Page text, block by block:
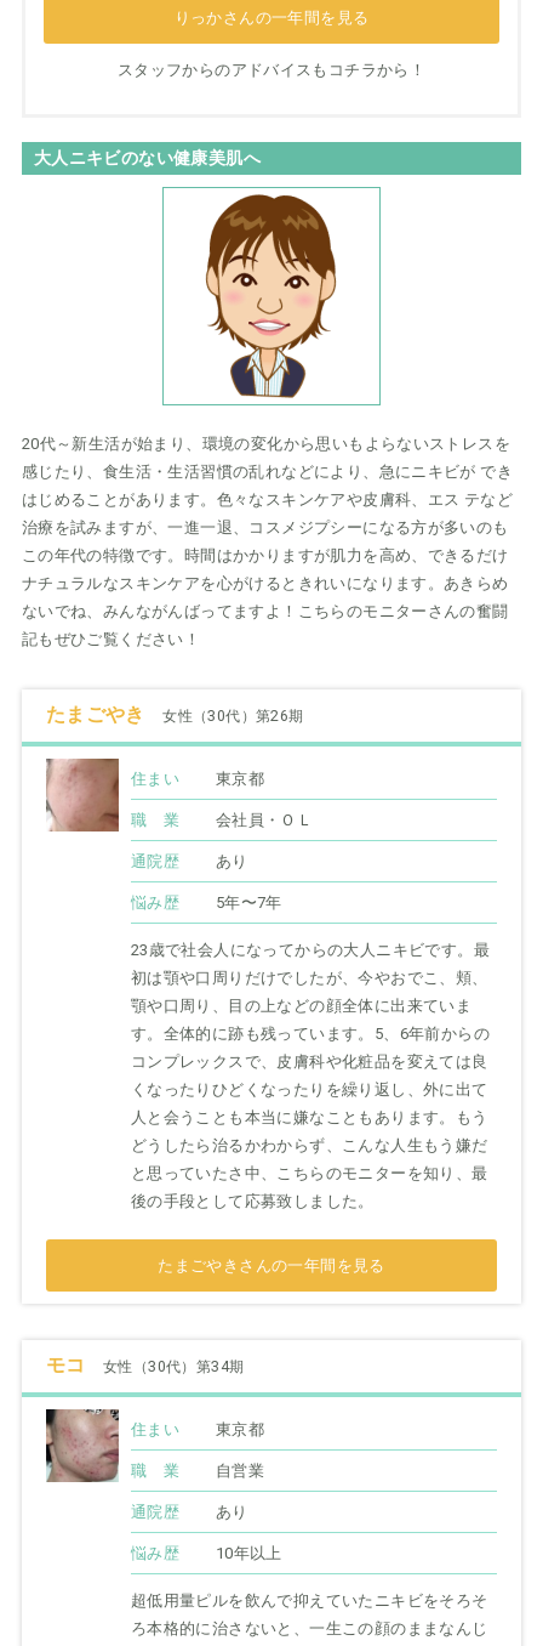
りっかさんの一年間を見る
スタッフからのアドバイスもコチラから！
大人ニキビのない健康美肌へ
20代～新生活が始まり、環境の変化から思いもよらないストレスを
感じたり、食生活・生活習慣の乱れなどにより、急にニキビが でき
はじめることがあります。色々なスキンケアや皮膚科、エス テなど
治療を試みますが、一進一退、コスメジプシーになる方が多いのも
この年代の特徴です。時間はかかりますが肌力を高め、できるだけ
ナチュラルなスキンケアを心がけるときれいになります。あきらめ
ないでね、みんながんばってますよ！こちらのモニターさんの奮闘
記もぜひご覧ください！
たまごやき 女性（30代）第26期
住まい 東京都
職 業 会社員・ＯＬ
通院歴 あり
悩み歴 5年〜7年
23歳で社会人になってからの大人ニキビです。最
初は顎や口周りだけでしたが、今やおでこ、頬、
顎や口周り、目の上などの顔全体に出来ていま
す。全体的に跡も残っています。5、6年前からの
コンプレックスで、皮膚科や化粧品を変えては良
くなったりひどくなったりを繰り返し、外に出て
人と会うことも本当に嫌なこともあります。もう
どうしたら治るかわからず、こんな人生もう嫌だ
と思っていたさ中、こちらのモニターを知り、最
後の手段として応募致しました。
たまごやきさんの一年間を見る
モコ 女性（30代）第34期
住まい 東京都
職 業 自営業
通院歴 あり
悩み歴 10年以上
超低用量ピルを飲んで抑えていたニキビをそろそ
ろ本格的に治さないと、一生この顔のままなんじ